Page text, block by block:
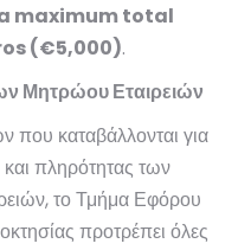
maximum total
(€5,000).
Μητρώου Εταιρειών
που καταβάλλονται για
πληρότητας των
το Τμήμα Εφόρου
προτρέπει όλες